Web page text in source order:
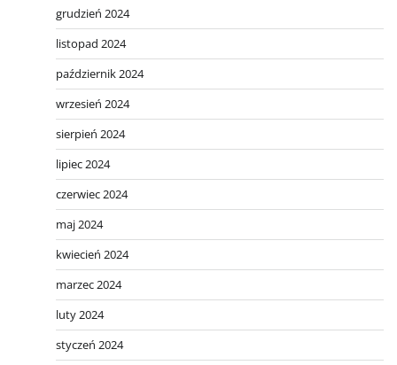
grudzień 2024
listopad 2024
październik 2024
wrzesień 2024
sierpień 2024
lipiec 2024
czerwiec 2024
maj 2024
kwiecień 2024
marzec 2024
luty 2024
styczeń 2024